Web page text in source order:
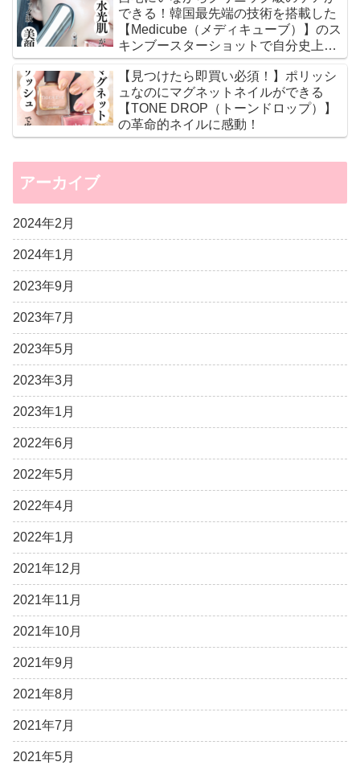
できる！韓国最先端の技術を搭載した
【Medicube（メディキューブ）】のス
キンブースターショットで自分史上最
高のツヤ肌に♡
【見つけたら即買い必須！】ポリッシ
ュなのにマグネットネイルができる
【TONE DROP（トーンドロップ）】
の革命的ネイルに感動！
アーカイブ
2024年2月
2024年1月
2023年9月
2023年7月
2023年5月
2023年3月
2023年1月
2022年6月
2022年5月
2022年4月
2022年1月
2021年12月
2021年11月
2021年10月
2021年9月
2021年8月
2021年7月
2021年5月